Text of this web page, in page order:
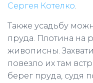
Сергея Котелко.
Также усадьбу
пруда. Плотина на
живописны.
повезло их там
берег пруда, судя